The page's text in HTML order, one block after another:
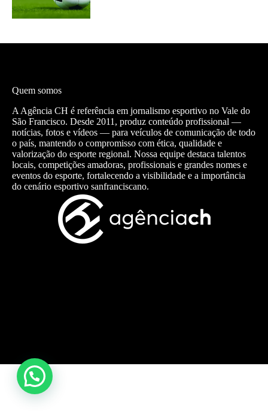
Quem somos
A Agência CH é referência em jornalismo esportivo no Vale do
São Francisco. Desde 2011, produz conteúdo profissional —
notícias, fotos e vídeos — para veículos de comunicação de todo
o país, mantendo o compromisso com ética, qualidade e
valorização do esporte regional. Nossa equipe destaca talentos
locais, competições amadoras, profissionais e grandes nomes e
eventos do esporte, fortalecendo a visibilidade e a importância
do cenário esportivo sanfranciscano.